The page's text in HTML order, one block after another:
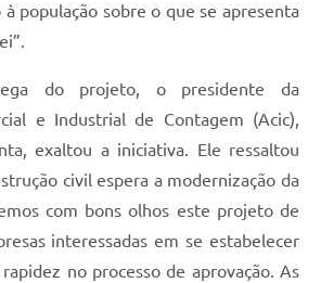
população sobre o que se apresenta
do projeto, o presidente da
e Industrial de Contagem (Acic),
exaltou a iniciativa. Ele ressaltou
civil espera a modernização da
com bons olhos este projeto de
interessadas em se estabelecer
no processo de aprovação. As